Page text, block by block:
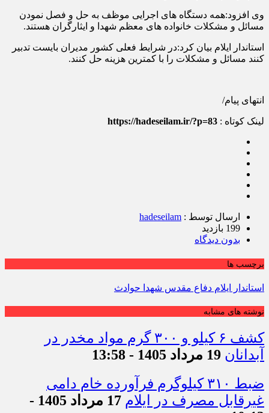
وی افزود:همه دستگاه های اجرایی موظف به حل و فصل نمودن
مسائل و مشکلات خانواده های معظم شهدا و ایثارگران هستند.
استاندار ایلام بیان کرد:در شرایط فعلی کشور مدیران بایست تدبیر
کنند مسائل و مشکلات را با کمترین هزینه حل کنند.
انتهای پیام/
لینک کوتاه : https://hadeseilam.ir/?p=83
ارسال توسط : hadeseilam
199 بازدید
بدون دیدگاه
برچسب ها
استاندار ایلام دفاع مقدس شهدا حوادث
نوشته های مشابه
کشف ۶ کیلو و ۳۰۰ گرم مواد مخدر در
آبدانان 19 مرداد 1405 - 13:58
ضبط ۳۱۰ کیلوگرم فرآورده خام دامی
غیرقابل مصرف در ایلام
17 مرداد 1405 -